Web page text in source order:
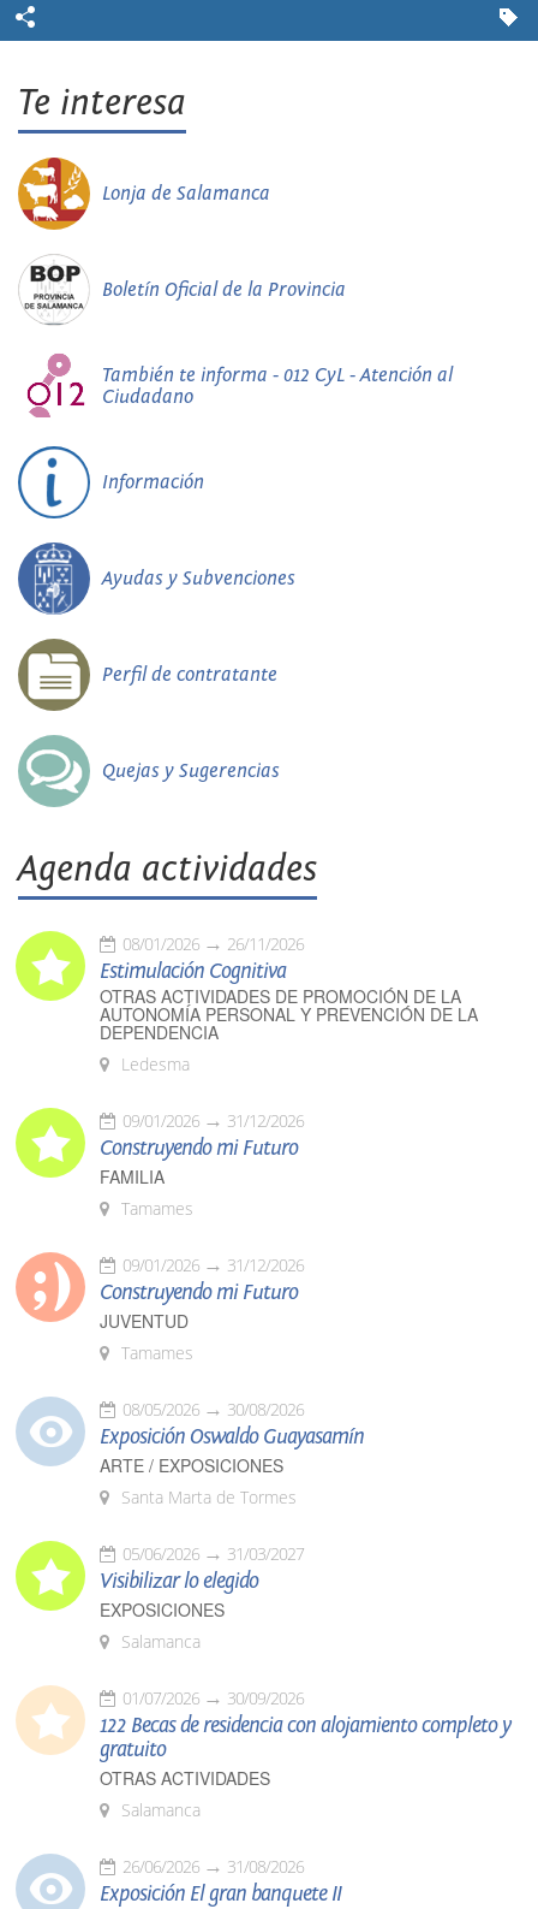
Te interesa
Lonja de Salamanca
Boletín Oficial de la Provincia
También te informa - 012 CyL - Atención al
Ciudadano
Información
Ayudas y Subvenciones
Perfil de contratante
Quejas y Sugerencias
Agenda actividades
08/01/2026 26/11/2026
Estimulación Cognitiva
OTRAS ACTIVIDADES DE PROMOCIÓN DE LA
AUTONOMÍA PERSONAL Y PREVENCIÓN DE LA
DEPENDENCIA
Ledesma
09/01/2026 31/12/2026
Construyendo mi Futuro
FAMILIA
Tamames
09/01/2026 31/12/2026
Construyendo mi Futuro
JUVENTUD
Tamames
08/05/2026 30/08/2026
Exposición Oswaldo Guayasamín
ARTE / EXPOSICIONES
Santa Marta de Tormes
05/06/2026 31/03/2027
Visibilizar lo elegido
EXPOSICIONES
Salamanca
01/07/2026 30/09/2026
122 Becas de residencia con alojamiento completo y
gratuito
OTRAS ACTIVIDADES
Salamanca
26/06/2026 31/08/2026
Exposición El gran banquete II